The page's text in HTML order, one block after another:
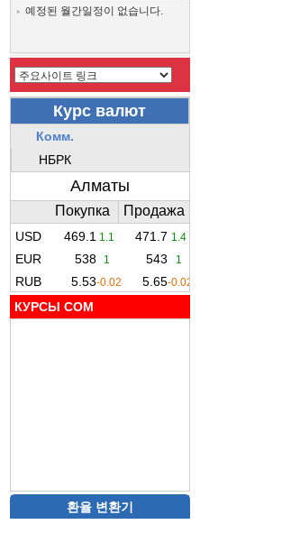
예정된 월간일정이 없습니다.
КУРСЫ COM
환율 변환기